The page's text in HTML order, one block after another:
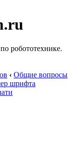
робототехнике.
‹ Общие вопросы
шрифта